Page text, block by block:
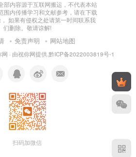
部内容源于互联网搬运，不代表本站
围内传播学习和文献参考，请在下载
如果有侵权之处请第一时间联系我
们删除。敬请谅解!
免责声明 网站地图
网 · 由祝你网提供.黔ICP备2022003819号-1
扫码加微信